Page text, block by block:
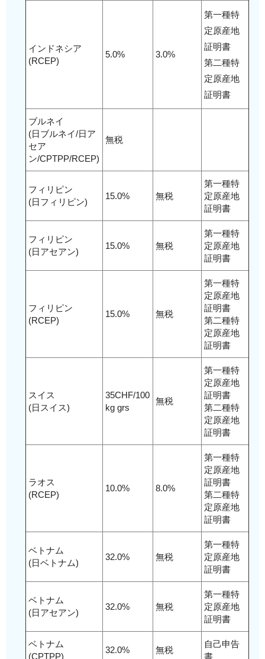
インドネシア
(RCEP)
5.0% 3.0%
第一種特
定原産地
証明書
第二種特
定原産地
証明書
ブルネイ
(日ブルネイ/日ア
セア
ン/CPTPP/RCEP)
無税
フィリピン
(日フィリピン)
15.0% 無税
第一種特
定原産地
証明書
フィリピン
(日アセアン)
15.0% 無税
第一種特
定原産地
証明書
フィリピン
(RCEP)
15.0% 無税
第一種特
定原産地
証明書
第二種特
定原産地
証明書
スイス
(日スイス)
35CHF/100
kg grs
無税
第一種特
定原産地
証明書
第二種特
定原産地
証明書
ラオス
(RCEP)
10.0% 8.0%
第一種特
定原産地
証明書
第二種特
定原産地
証明書
ベトナム
(日ベトナム)
32.0% 無税
第一種特
定原産地
証明書
ベトナム
(日アセアン)
32.0% 無税
第一種特
定原産地
証明書
ベトナム
(CPTPP)
32.0% 無税
自己申告
書